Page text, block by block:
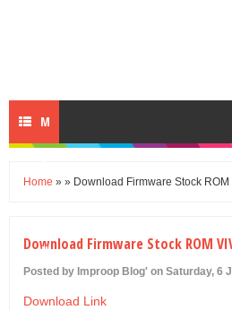
M
U
Home » » Download Firmware Stock
Download Firmware Stock ROM
Posted by Improop Blog' on Saturday, 6
Download Link